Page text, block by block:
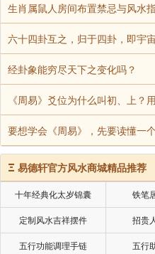
★周易六十四卦的记忆
《易经》第一卦 乾 乾
《易经》第二卦 坤 坤
《易经》第三卦 屯 水
《易经》第四卦 蒙 山
《易经》第五卦 需 水
《易经》第六卦 讼 天
生肖属鼠人房间布置禁忌与风水
六十四卦互之，归于四卦，即宇
经卦象能穷尽天下之变化吗？
《周易》爻位为什么叫初、上？
要想学会《周易》，先要读懂一
Ξ 易德轩官方风水商城精品推荐
十年经典化太岁锦囊 铁笔
定制风水吉祥摆件 招贵
五行功能调理手链 五行